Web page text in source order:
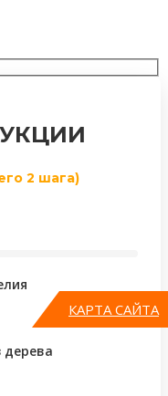
КАРТА САЙТА
2 шага)
дерева